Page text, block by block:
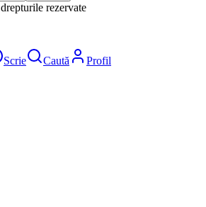
rezervate
Scrie Caută Profil